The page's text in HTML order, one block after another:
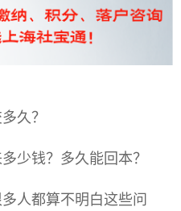
久？
少钱？多久能回本？
人都算不明白这些问